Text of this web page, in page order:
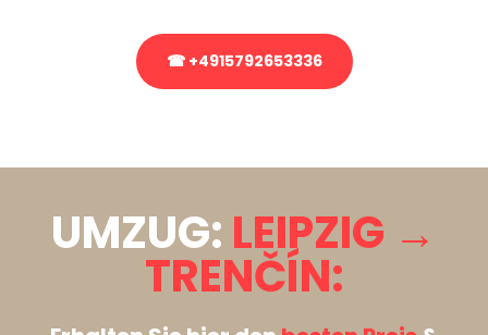
☎ +4915792653336
UMZUG: LEIPZIG →
TRENČÍN: